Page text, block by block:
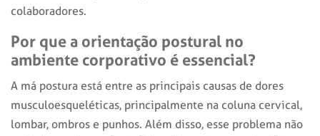
colaboradores.
Por que a orientação postural no
ambiente corporativo é essencial?
A má postura está entre as principais causas de dores
musculoesqueléticas, principalmente na coluna cervical,
lombar, ombros e punhos. Além disso, esse problema não